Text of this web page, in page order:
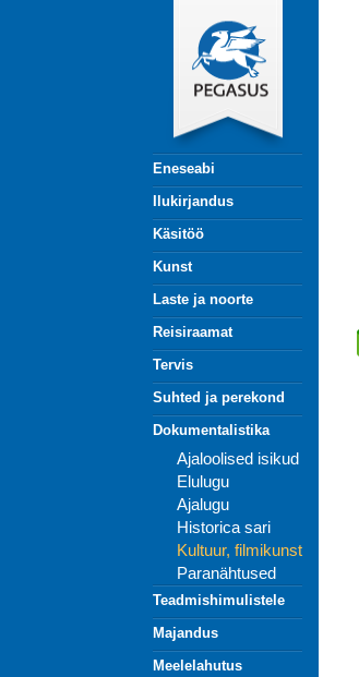
Eneseabi
Ilukirjandus
Käsitöö
Kunst
Laste ja noorte
Reisiraamat
Tervis
Suhted ja perekond
Dokumentalistika
Ajaloolised isikud
Elulugu
Ajalugu
Historica sari
Kultuur, filmikunst
Paranähtused
Teadmishimulistele
Majandus
Meelelahutus